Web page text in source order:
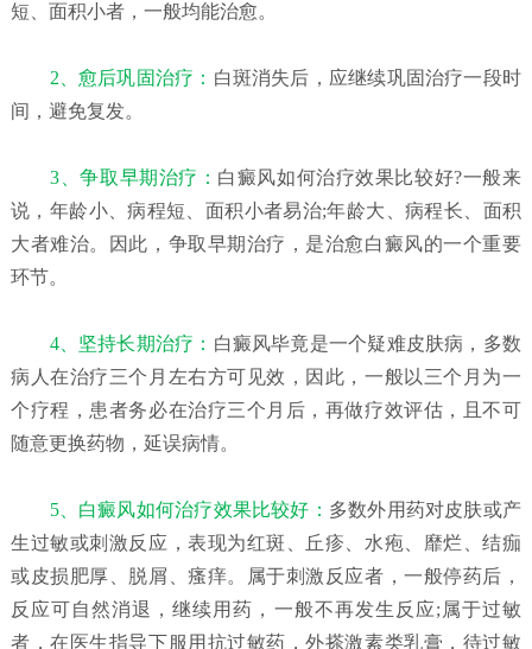
短、面积小者，一般均能治愈。
2、愈后巩固治疗： 白斑消失后，应继续巩固治疗一段时
间，避免复发。
3、争取早期治疗： 白癜风如何治疗效果比较好?一般来
说，年龄小、病程短、面积小者易治;年龄大、病程长、面积
大者难治。因此，争取早期治疗，是治愈白癜风的一个重要
环节。
4、坚持长期治疗： 白癜风毕竟是一个疑难皮肤病，多数
病人在治疗三个月左右方可见效，因此，一般以三个月为一
个疗程，患者务必在治疗三个月后，再做疗效评估，且不可
随意更换药物，延误病情。
5、白癜风如何治疗效果比较好： 多数外用药对皮肤或产
生过敏或刺激反应，表现为红斑、丘疹、水疱、靡烂、结痂
或皮损肥厚、脱屑、瘙痒。属于刺激反应者，一般停药后，
反应可自然消退，继续用药，一般不再发生反应;属于过敏
者，在医生指导下服用抗过敏药，外搽激素类乳膏，待过敏